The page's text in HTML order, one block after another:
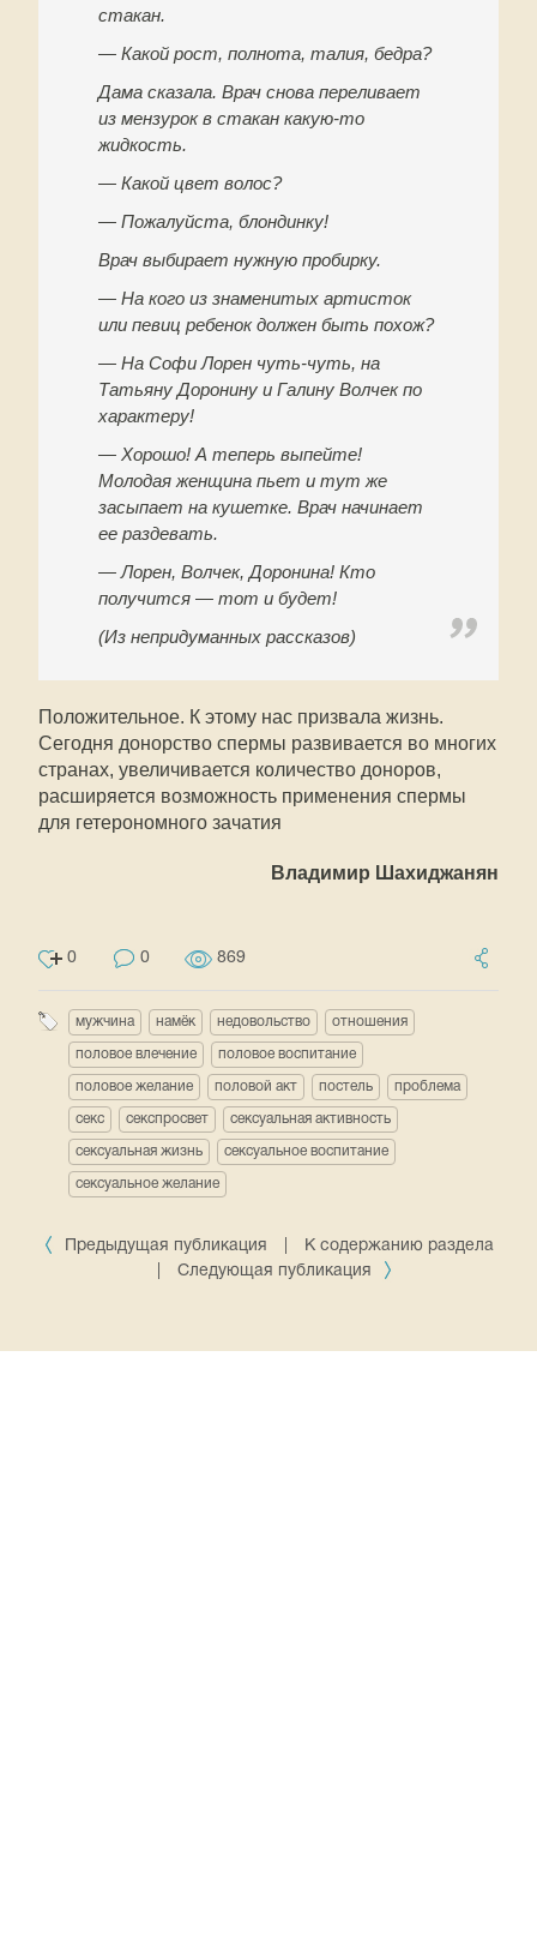
стакан.
— Какой рост, полнота, талия, бедра?
Дама сказала. Врач снова переливает
из мензурок в стакан какую-то
жидкость.
— Какой цвет волос?
— Пожалуйста, блондинку!
Врач выбирает нужную пробирку.
— На кого из знаменитых артисток
или певиц ребенок должен быть похож?
— На Софи Лорен чуть-чуть, на
Татьяну Доронину и Галину Волчек по
характеру!
— Хорошо! А теперь выпейте!
Молодая женщина пьет и тут же
засыпает на кушетке. Врач начинает
ее раздевать.
— Лорен, Волчек, Доронина! Кто
получится — тот и будет!
(Из непридуманных рассказов)
Положительное. К этому нас призвала жизнь.
Сегодня донорство спермы развивается во многих
странах, увеличивается количество доноров,
расширяется возможность применения спермы
для гетерономного зачатия
Владимир Шахиджанян
0 0 869
мужчина намёк недовольство отношения
половое влечение половое воспитание
половое желание половой акт постель проблема
секс секспросвет сексуальная активность
сексуальная жизнь сексуальное воспитание
сексуальное желание
Предыдущая публикация
К содержанию раздела
Следующая публикация